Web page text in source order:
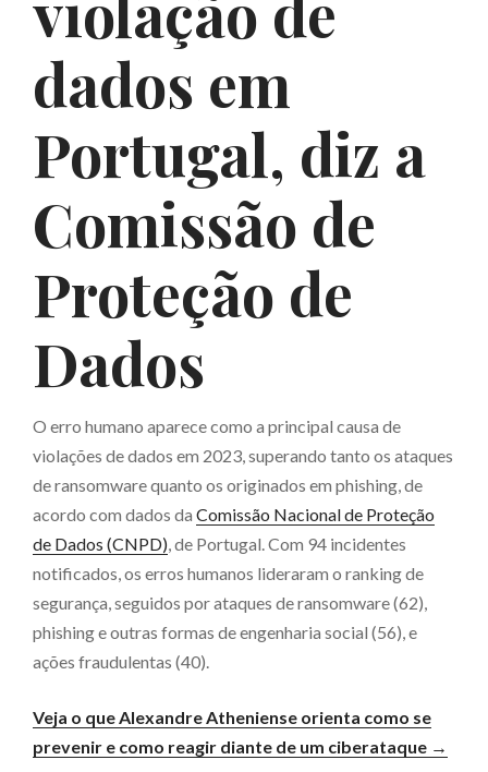
dados em
Portugal, diz a
Comissão de
Proteção de
Dados
O erro humano aparece como a principal causa de
violações de dados em 2023, superando tanto os ataques
de ransomware quanto os originados em phishing, de
acordo com dados da Comissão Nacional de Proteção
de Dados (CNPD) , de Portugal. Com 94 incidentes
notificados, os erros humanos lideraram o ranking de
segurança, seguidos por ataques de ransomware (62),
phishing e outras formas de engenharia social (56), e
ações fraudulentas (40).
Veja o que Alexandre Atheniense orienta como se
prevenir e como reagir diante de um ciberataque →